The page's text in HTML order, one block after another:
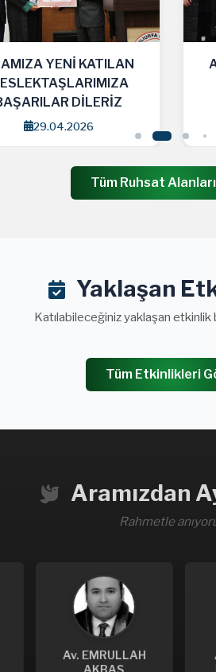
YENİ KATILAN
DİLERİZ
8.04.2026
Tüm Ruhsat
Yaklaşan
Katılabileceğiniz yaklaşan etkinlik
Tüm Etkinlikleri
Aramızdan
Rahmetle
Av. EMRULLAH